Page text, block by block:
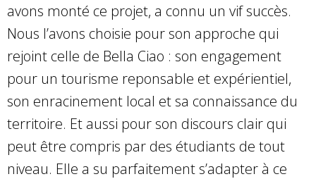
avons monté ce projet, a connu un vif succès.
Nous l’avons choisie pour son approche qui
rejoint celle de Bella Ciao : son engagement
pour un tourisme reponsable et expérientiel,
son enracinement local et sa connaissance du
territoire. Et aussi pour son discours clair qui
peut être compris par des étudiants de tout
niveau. Elle a su parfaitement s’adapter à ce